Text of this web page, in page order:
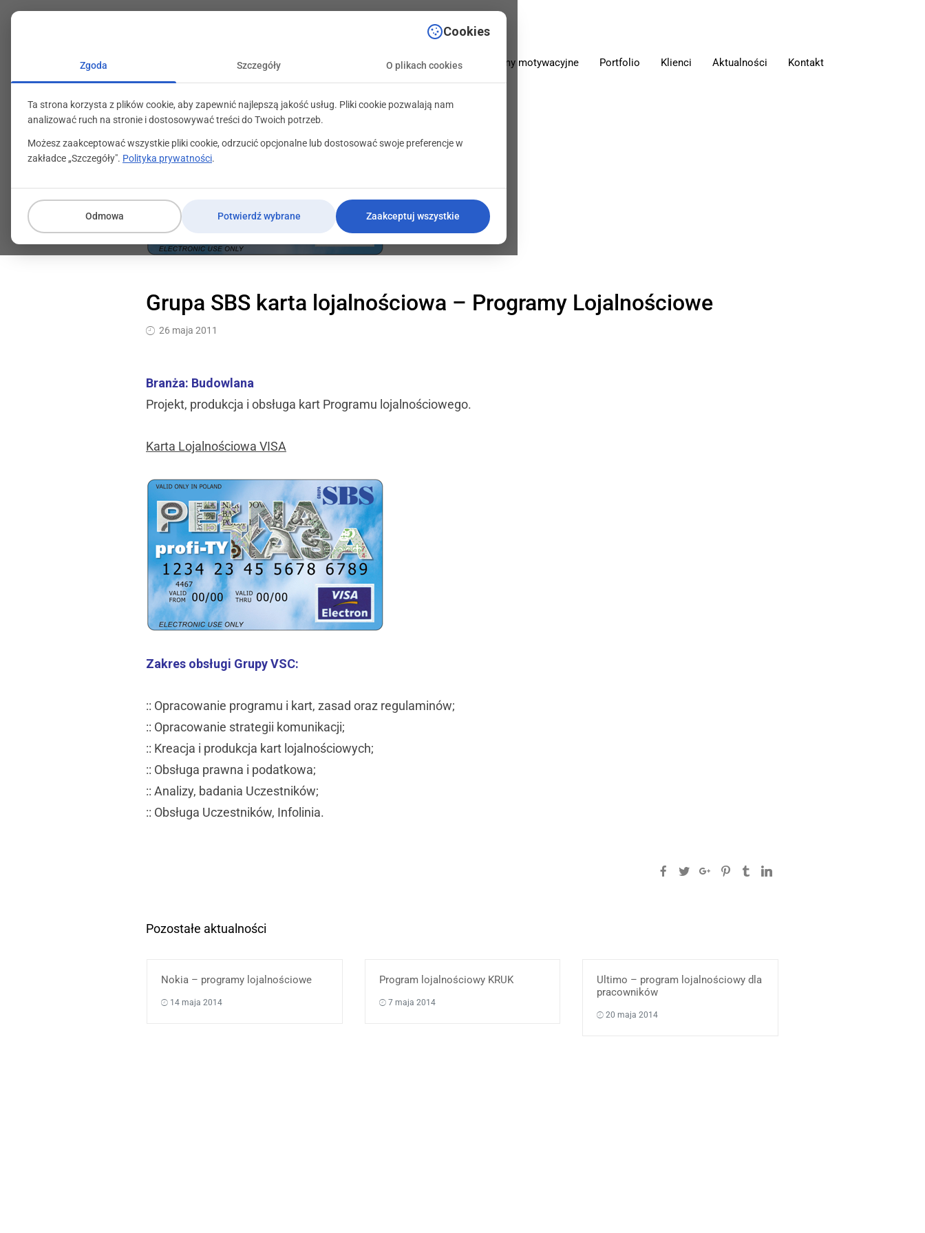
O firmie Oferta Programy motywacyjne Portfolio Klienci Aktualności Kontakt
Grupa SBS karta lojalnościowa – Programy Lojalnościowe
26 maja 2011
Branża: Budowlana
Projekt, produkcja i obsługa kart Programu lojalnościowego.
Karta Lojalnościowa VISA
Zakres obsługi Grupy VSC:
:: Opracowanie programu i kart, zasad oraz regulaminów;
:: Opracowanie strategii komunikacji;
:: Kreacja i produkcja kart lojalnościowych;
:: Obsługa prawna i podatkowa;
:: Analizy, badania Uczestników;
:: Obsługa Uczestników, Infolinia.
Pozostałe aktualności
Nokia – programy lojalnościowe
14 maja 2014
Program lojalnościowy KRUK
7 maja 2014
Ultimo – program lojalnościowy dla
pracowników
20 maja 2014
Cookies
Zgoda Szczegóły O plikach cookies
Ta strona korzysta z plików cookie, aby zapewnić najlepszą jakość usług. Pliki cookie pozwalają nam
analizować ruch na stronie i dostosowywać treści do Twoich potrzeb.
Możesz zaakceptować wszystkie pliki cookie, odrzucić opcjonalne lub dostosować swoje preferencje w
zakładce „Szczegóły". Polityka prywatności.
Odmowa Potwierdź wybrane Zaakceptuj wszystkie